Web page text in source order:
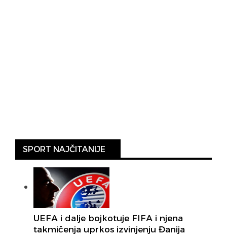
SPORT NAJČITANIJE
UEFA i dalje bojkotuje FIFA i njena
takmičenja uprkos izvinjenju Đanija